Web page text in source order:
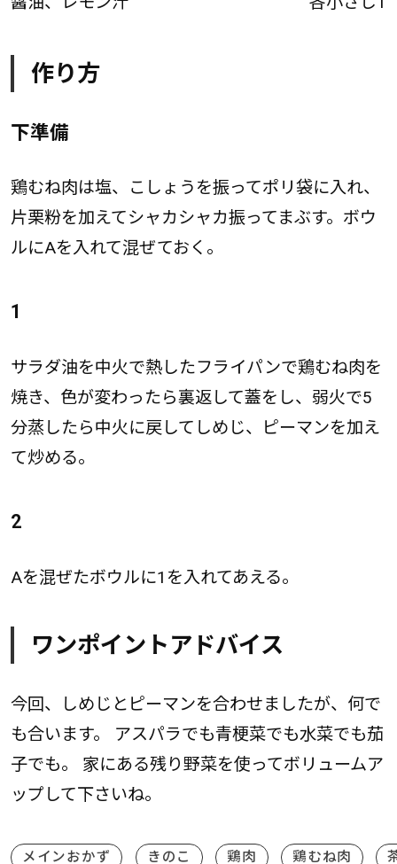
作り方
下準備
鶏むね肉は塩、こしょうを振ってポリ袋に入れ、
片栗粉を加えてシャカシャカ振ってまぶす。ボウ
ルにAを入れて混ぜておく。
1
サラダ油を中火で熱したフライパンで鶏むね肉を
焼き、色が変わったら裏返して蓋をし、弱火で5
分蒸したら中火に戻してしめじ、ピーマンを加え
て炒める。
2
Aを混ぜたボウルに1を入れてあえる。
ワンポイントアドバイス
今回、しめじとピーマンを合わせましたが、何で
も合います。 アスパラでも青梗菜でも水菜でも茄
子でも。 家にある残り野菜を使ってボリュームア
ップして下さいね。
メインおかず きのこ 鶏肉 鶏むね肉